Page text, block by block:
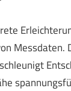
Messdaten.